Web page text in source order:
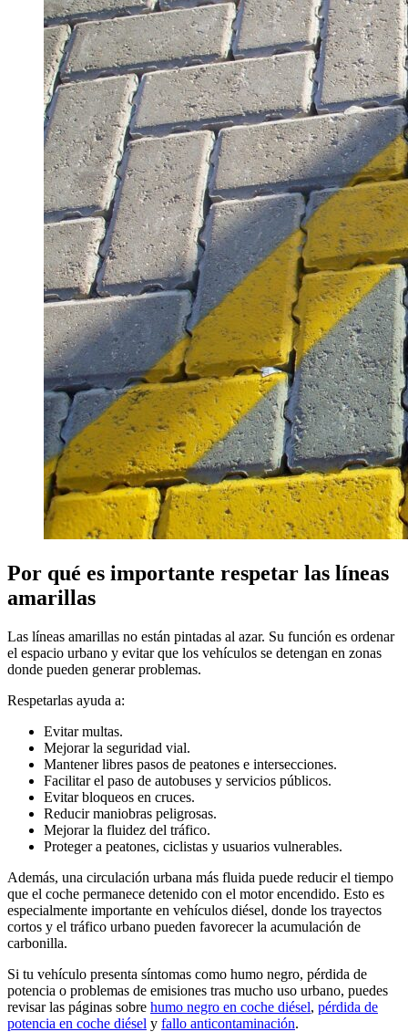
Por qué es importante respetar las líneas
amarillas
Las líneas amarillas no están pintadas al azar. Su función es ordenar
el espacio urbano y evitar que los vehículos se detengan en zonas
donde pueden generar problemas.
Respetarlas ayuda a:
Evitar multas.
Mejorar la seguridad vial.
Mantener libres pasos de peatones e intersecciones.
Facilitar el paso de autobuses y servicios públicos.
Evitar bloqueos en cruces.
Reducir maniobras peligrosas.
Mejorar la fluidez del tráfico.
Proteger a peatones, ciclistas y usuarios vulnerables.
Además, una circulación urbana más fluida puede reducir el tiempo
que el coche permanece detenido con el motor encendido. Esto es
especialmente importante en vehículos diésel, donde los trayectos
cortos y el tráfico urbano pueden favorecer la acumulación de
carbonilla.
Si tu vehículo presenta síntomas como humo negro, pérdida de
potencia o problemas de emisiones tras mucho uso urbano, puedes
revisar las páginas sobre humo negro en coche diésel, pérdida de
potencia en coche diésel y fallo anticontaminación.